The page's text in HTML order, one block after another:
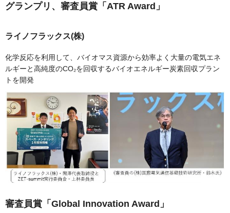
グランプリ、審査員賞「ATR Award」
ライノフラックス(株)
化学反応を利用して、バイオマス資源から効率よく大量の電気エネ
ルギーと高純度のCO₂を回収するバイオエネルギー炭素回収プラン
トを開発
審査員賞「Global Innovation Award」